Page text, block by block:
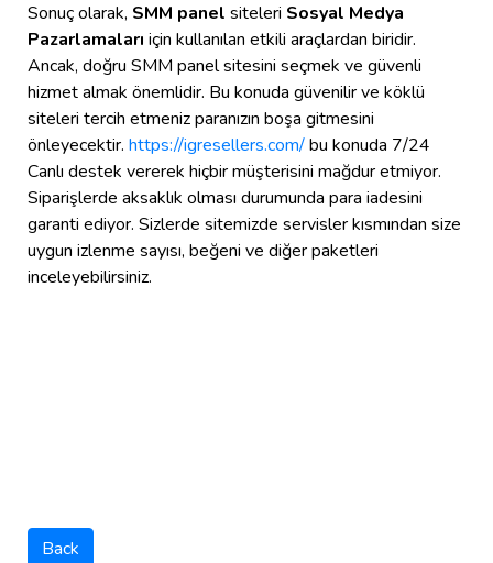
Sonuç olarak, SMM panel siteleri Sosyal Medya
Pazarlamaları için kullanılan etkili araçlardan biridir.
Ancak, doğru SMM panel sitesini seçmek ve güvenli
hizmet almak önemlidir. Bu konuda güvenilir ve köklü
siteleri tercih etmeniz paranızın boşa gitmesini
önleyecektir. https://igresellers.com/bu konuda 7/24
Canlı destek vererek hiçbir müşterisini mağdur etmiyor.
Siparişlerde aksaklık olması durumunda para iadesini
garanti ediyor. Sizlerde sitemizde servisler kısmından size
uygun izlenme sayısı, beğeni ve diğer paketleri
inceleyebilirsiniz.
Back